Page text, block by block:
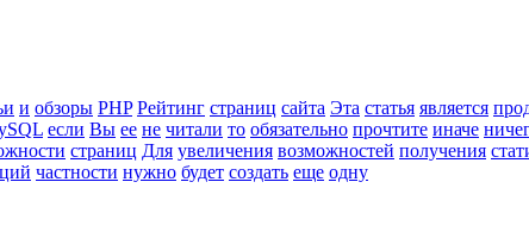
и обзоры PHP Рейтинг страниц сайта Эта статья является
если Вы ее не читали то обязательно прочтите иначе
страниц Для увеличения возможностей получения
частности нужно будет создать еще одну